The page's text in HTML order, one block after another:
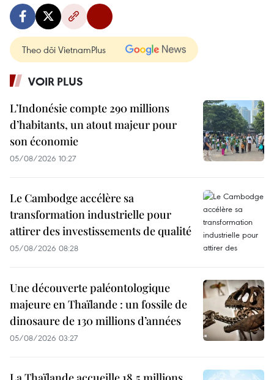
Theo dõi VietnamPlus
VOIR PLUS
L’Indonésie compte 290 millions
d’habitants, un atout majeur pour
son économie
05/08/2026 10:27
Le Cambodge accélère sa
transformation industrielle pour
attirer des investissements de qualité
05/08/2026 08:28
Une découverte paléontologique
majeure en Thaïlande : un fossile de
dinosaure de 130 millions d’années
05/08/2026 03:27